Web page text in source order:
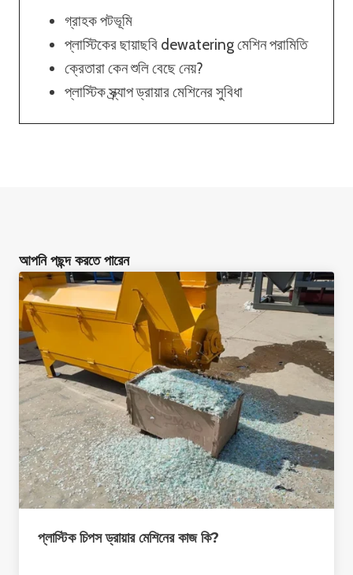
গ্রাহক পটভূমি
প্লাস্টিকের ছায়াছবি dewatering মেশিন পরামিতি
ক্রেতারা কেন শুলি বেছে নেয়?
প্লাস্টিক স্ক্র্যাপ ড্রায়ার মেশিনের সুবিধা
আপনি পছন্দ করতে পারেন
প্লাস্টিক চিপস ড্রায়ার মেশিনের কাজ কি?